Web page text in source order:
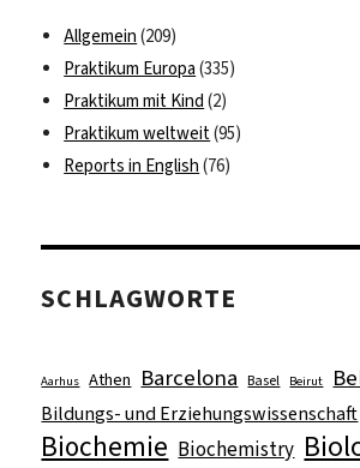
Allgemein (209)
Praktikum Europa (335)
Praktikum mit Kind (2)
Praktikum weltweit(95)
Reports in English (76)
SCHLAGWORTE
Aarhus Athen Barcelona Basel Beirut
Bildungs- und Erziehungswissenschaft
Biochemie Biochemistry